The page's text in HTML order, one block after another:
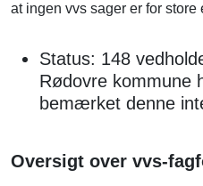
at ingen vvs sager er for store
Status: 148
Rødovre kommune
bemærket denne
Oversigt over vvs-